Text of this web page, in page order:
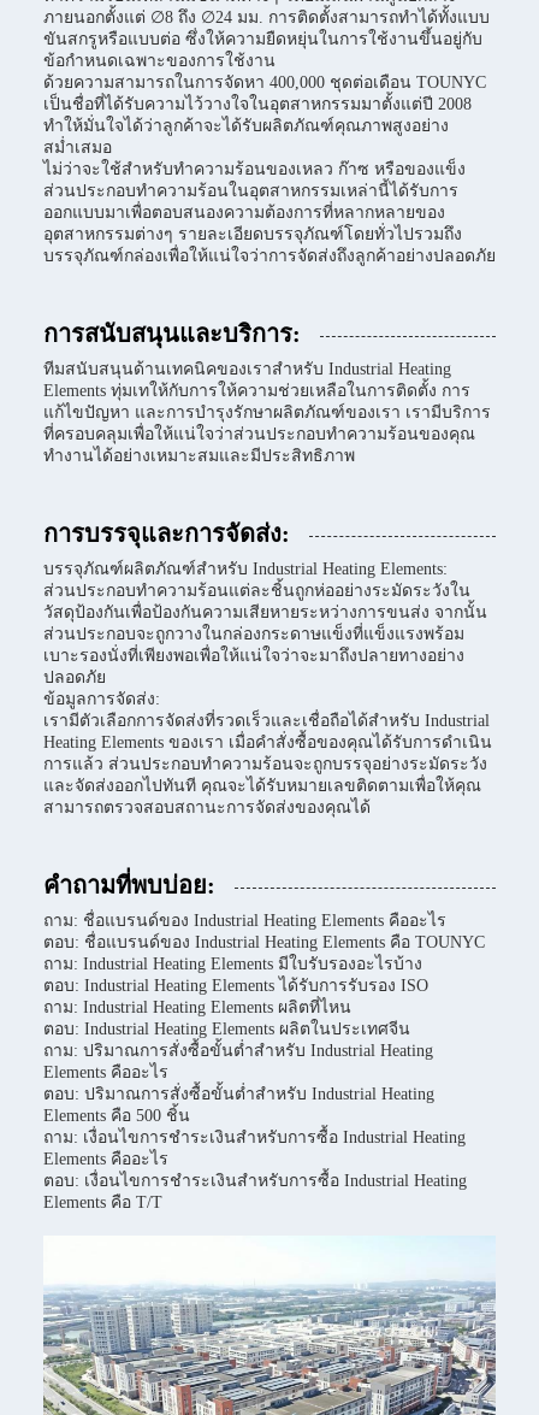
ภายนอกตั้งแต่ ∅8 ถึง ∅24 มม. การติดตั้งสามารถทำได้ทั้งแบบ
ขันสกรูหรือแบบต่อ ซึ่งให้ความยืดหยุ่นในการใช้งานขึ้นอยู่กับ
ข้อกำหนดเฉพาะของการใช้งาน
ด้วยความสามารถในการจัดหา 400,000 ชุดต่อเดือน TOUNYC
เป็นชื่อที่ได้รับความไว้วางใจในอุตสาหกรรมมาตั้งแต่ปี 2008
ทำให้มั่นใจได้ว่าลูกค้าจะได้รับผลิตภัณฑ์คุณภาพสูงอย่าง
สม่ำเสมอ
ไม่ว่าจะใช้สำหรับทำความร้อนของเหลว ก๊าซ หรือของแข็ง
ส่วนประกอบทำความร้อนในอุตสาหกรรมเหล่านี้ได้รับการ
ออกแบบมาเพื่อตอบสนองความต้องการที่หลากหลายของ
อุตสาหกรรมต่างๆ รายละเอียดบรรจุภัณฑ์โดยทั่วไปรวมถึง
บรรจุภัณฑ์กล่องเพื่อให้แน่ใจว่าการจัดส่งถึงลูกค้าอย่างปลอดภัย
การสนับสนุนและบริการ:
ทีมสนับสนุนด้านเทคนิคของเราสำหรับ Industrial Heating
Elements ทุ่มเทให้กับการให้ความช่วยเหลือในการติดตั้ง การ
แก้ไขปัญหา และการบำรุงรักษาผลิตภัณฑ์ของเรา เรามีบริการ
ที่ครอบคลุมเพื่อให้แน่ใจว่าส่วนประกอบทำความร้อนของคุณ
ทำงานได้อย่างเหมาะสมและมีประสิทธิภาพ
การบรรจุและการจัดส่ง:
บรรจุภัณฑ์ผลิตภัณฑ์สำหรับ Industrial Heating Elements:
ส่วนประกอบทำความร้อนแต่ละชิ้นถูกห่ออย่างระมัดระวังใน
วัสดุป้องกันเพื่อป้องกันความเสียหายระหว่างการขนส่ง จากนั้น
ส่วนประกอบจะถูกวางในกล่องกระดาษแข็งที่แข็งแรงพร้อม
เบาะรองนั่งที่เพียงพอเพื่อให้แน่ใจว่าจะมาถึงปลายทางอย่าง
ปลอดภัย
ข้อมูลการจัดส่ง:
เรามีตัวเลือกการจัดส่งที่รวดเร็วและเชื่อถือได้สำหรับ Industrial
Heating Elements ของเรา เมื่อคำสั่งซื้อของคุณได้รับการดำเนิน
การแล้ว ส่วนประกอบทำความร้อนจะถูกบรรจุอย่างระมัดระวัง
และจัดส่งออกไปทันที คุณจะได้รับหมายเลขติดตามเพื่อให้คุณ
สามารถตรวจสอบสถานะการจัดส่งของคุณได้
คำถามที่พบบ่อย:
ถาม: ชื่อแบรนด์ของ Industrial Heating Elements คืออะไร
ตอบ: ชื่อแบรนด์ของ Industrial Heating Elements คือ TOUNYC
ถาม: Industrial Heating Elements มีใบรับรองอะไรบ้าง
ตอบ: Industrial Heating Elements ได้รับการรับรอง ISO
ถาม: Industrial Heating Elements ผลิตที่ไหน
ตอบ: Industrial Heating Elements ผลิตในประเทศจีน
ถาม: ปริมาณการสั่งซื้อขั้นต่ำสำหรับ Industrial Heating
Elements คืออะไร
ตอบ: ปริมาณการสั่งซื้อขั้นต่ำสำหรับ Industrial Heating
Elements คือ 500 ชิ้น
ถาม: เงื่อนไขการชำระเงินสำหรับการซื้อ Industrial Heating
Elements คืออะไร
ตอบ: เงื่อนไขการชำระเงินสำหรับการซื้อ Industrial Heating
Elements คือ T/T